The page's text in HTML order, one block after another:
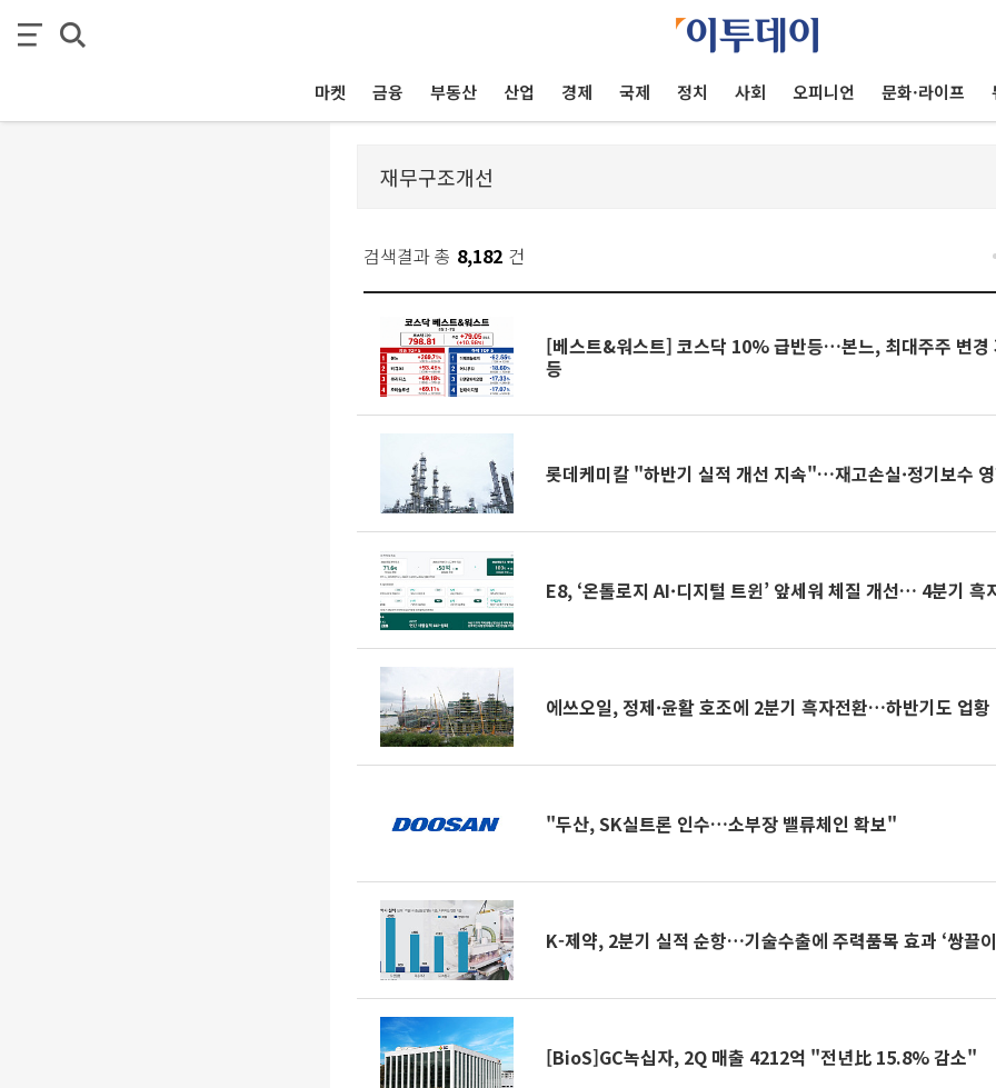
마켓 금융 부동산 산업 경제 국제 정치 사회 오피니언 문화·라이프
검색결과 총 8,182 건
[베스트&워스트] 코스닥 10% 급반등…본느, 최대주주 변
등
롯데케미칼 "하반기 실적 개선 지속"…재고손실·정기보수
E8, ‘온톨로지 AI·디지털 트윈’ 앞세워 체질 개선… 4분기 흑
에쓰오일, 정제·윤활 호조에 2분기 흑자전환…하반기도 업황
"두산, SK실트론 인수…소부장 밸류체인 확보"
K-제약, 2분기 실적 순항…기술수출에 주력품목 효과 ‘쌍끌
[BioS]GC녹십자, 2Q 매출 4212억 "전년比 15.8% 감소"